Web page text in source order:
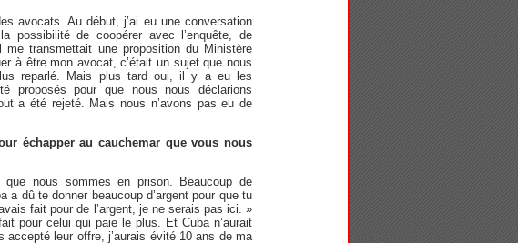
avocats. Au début, j’ai eu une conversation
possibilité de coopérer avec l’enquête, de
transmettait une proposition du Ministère
à être mon avocat, c’était un sujet que nous
reparlé. Mais plus tard oui, il y a eu les
proposés pour que nous nous déclarions
a été rejeté. Mais nous n’avons pas eu de
échapper au cauchemar que vous nous
nous sommes en prison. Beaucoup de
a dû te donner beaucoup d’argent pour que tu
fait pour de l’argent, je ne serais pas ici. »
pour celui qui paie le plus. Et Cuba n’aurait
leur offre, j’aurais évité 10 ans de ma